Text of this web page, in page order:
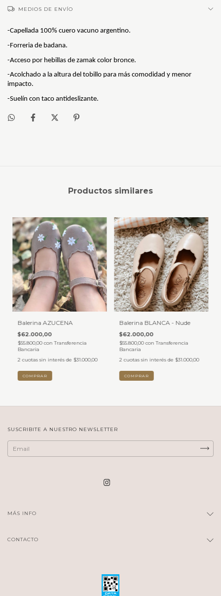
MEDIOS DE ENVÍO
-Capellada 100% cuero vacuno argentino.
-Forreria de badana.
-Acceso por hebillas de zamak color bronce.
-Acolchado a la altura del tobillo para más comodidad y menor
impacto.
-Suelín con taco antideslizante.
Productos similares
Balerina AZUCENA
$62.000,00
$55.800,00con Transferencia
Bancaria
2 cuotas sin interés de $31.000,00
COMPRAR
Balerina BLANCA - Nude
$62.000,00
$55.800,00con Transferencia
Bancaria
2 cuotas sin interés de $31.000,00
COMPRAR
SUSCRIBITE A NUESTRO NEWSLETTER
MÁS INFO
CONTACTO